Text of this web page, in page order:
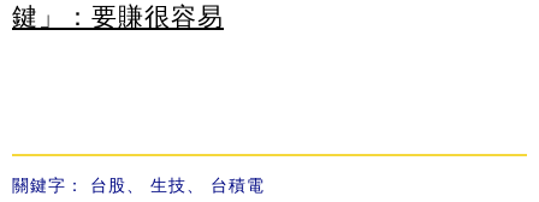
鍵」：要賺很容易
關鍵字： 台股 生技 台積電